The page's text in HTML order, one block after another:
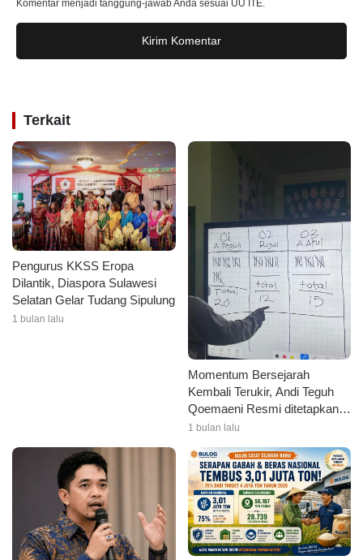
Komentar menjadi tanggung-jawab Anda sesuai UU ITE.
Kirim Komentar
Terkait
Pengurus KKSS Eropa
Dilantik, Diaspora Sulawesi
Selatan Gelar Tudang Sipulung
1 bulan lalu
Momentum Bersejarah
Kembali Terukir, Andi Teguh
Qoemaeni Resmi ditetapkan
dan disahkan Sebagai
DPP KEPMI Bone Periode
2026-2028
1 bulan lalu